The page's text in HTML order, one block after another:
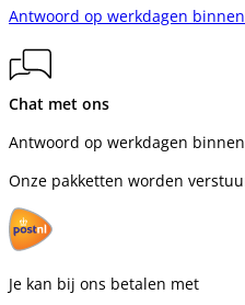
Antwoord op werkdagen
Chat met ons
Antwoord op werkdagen
Onze pakketten worden
Je kan bij ons betalen met